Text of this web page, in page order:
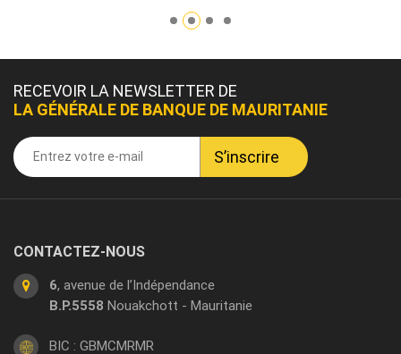
RECEVOIR LA NEWSLETTER DE
LA GÉNÉRALE DE BANQUE DE MAURITANIE
CONTACTEZ-NOUS
6, avenue de l’Indépendance
B.P.5558 Nouakchott - Mauritanie
BIC : GBMCMRMR